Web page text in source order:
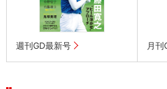
週刊GD最新号 月刊